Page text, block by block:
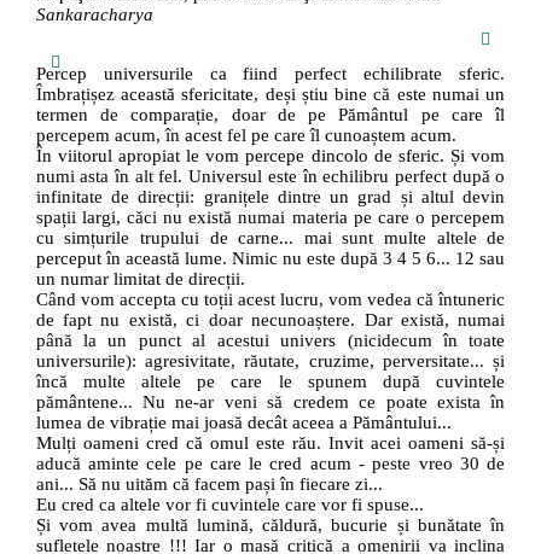
Sankaracharya
Percep universurile ca fiind perfect echilibrate sferic.
Îmbrațișez această sfericitate, deși știu bine că este numai un
termen de comparație, doar de pe Pământul pe care îl
percepem acum, în acest fel pe care îl cunoaștem acum.
În viitorul apropiat le vom percepe dincolo de sferic. Și vom
numi asta în alt fel. Universul este în echilibru perfect după o
infinitate de direcții: granițele dintre un grad și altul devin
spații largi, căci nu există numai materia pe care o percepem
cu simțurile trupului de carne... mai sunt multe altele de
perceput în această lume. Nimic nu este după 3 4 5 6... 12 sau
un numar limitat de direcții.
Când vom accepta cu toții acest lucru, vom vedea că întuneric
de fapt nu există, ci doar necunoaștere. Dar există, numai
până la un punct al acestui univers (nicidecum în toate
universurile): agresivitate, răutate, cruzime, perversitate... și
încă multe altele pe care le spunem după cuvintele
pământene... Nu ne-ar veni să credem ce poate exista în
lumea de vibrație mai joasă decât aceea a Pământului...
Mulți oameni cred că omul este rău. Invit acei oameni să-și
aducă aminte cele pe care le cred acum - peste vreo 30 de
ani... Să nu uităm că facem pași în fiecare zi...
Eu cred ca altele vor fi cuvintele care vor fi spuse...
Și vom avea multă lumină, căldură, bucurie și bunătate în
sufletele noastre !!! Iar o masă critică a omenirii va inclina